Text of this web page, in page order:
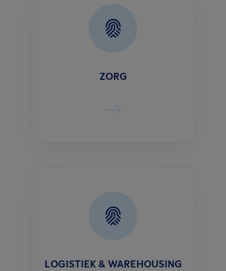
ZORG
LOGISTIEK & WAREHOUSING